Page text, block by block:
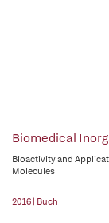
Biomedical
Bioactivity and
Molecules
2016 | Buch